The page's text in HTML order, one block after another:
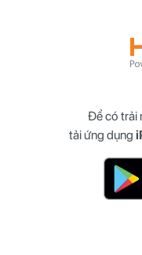
Để có trải
tải ứng dụng